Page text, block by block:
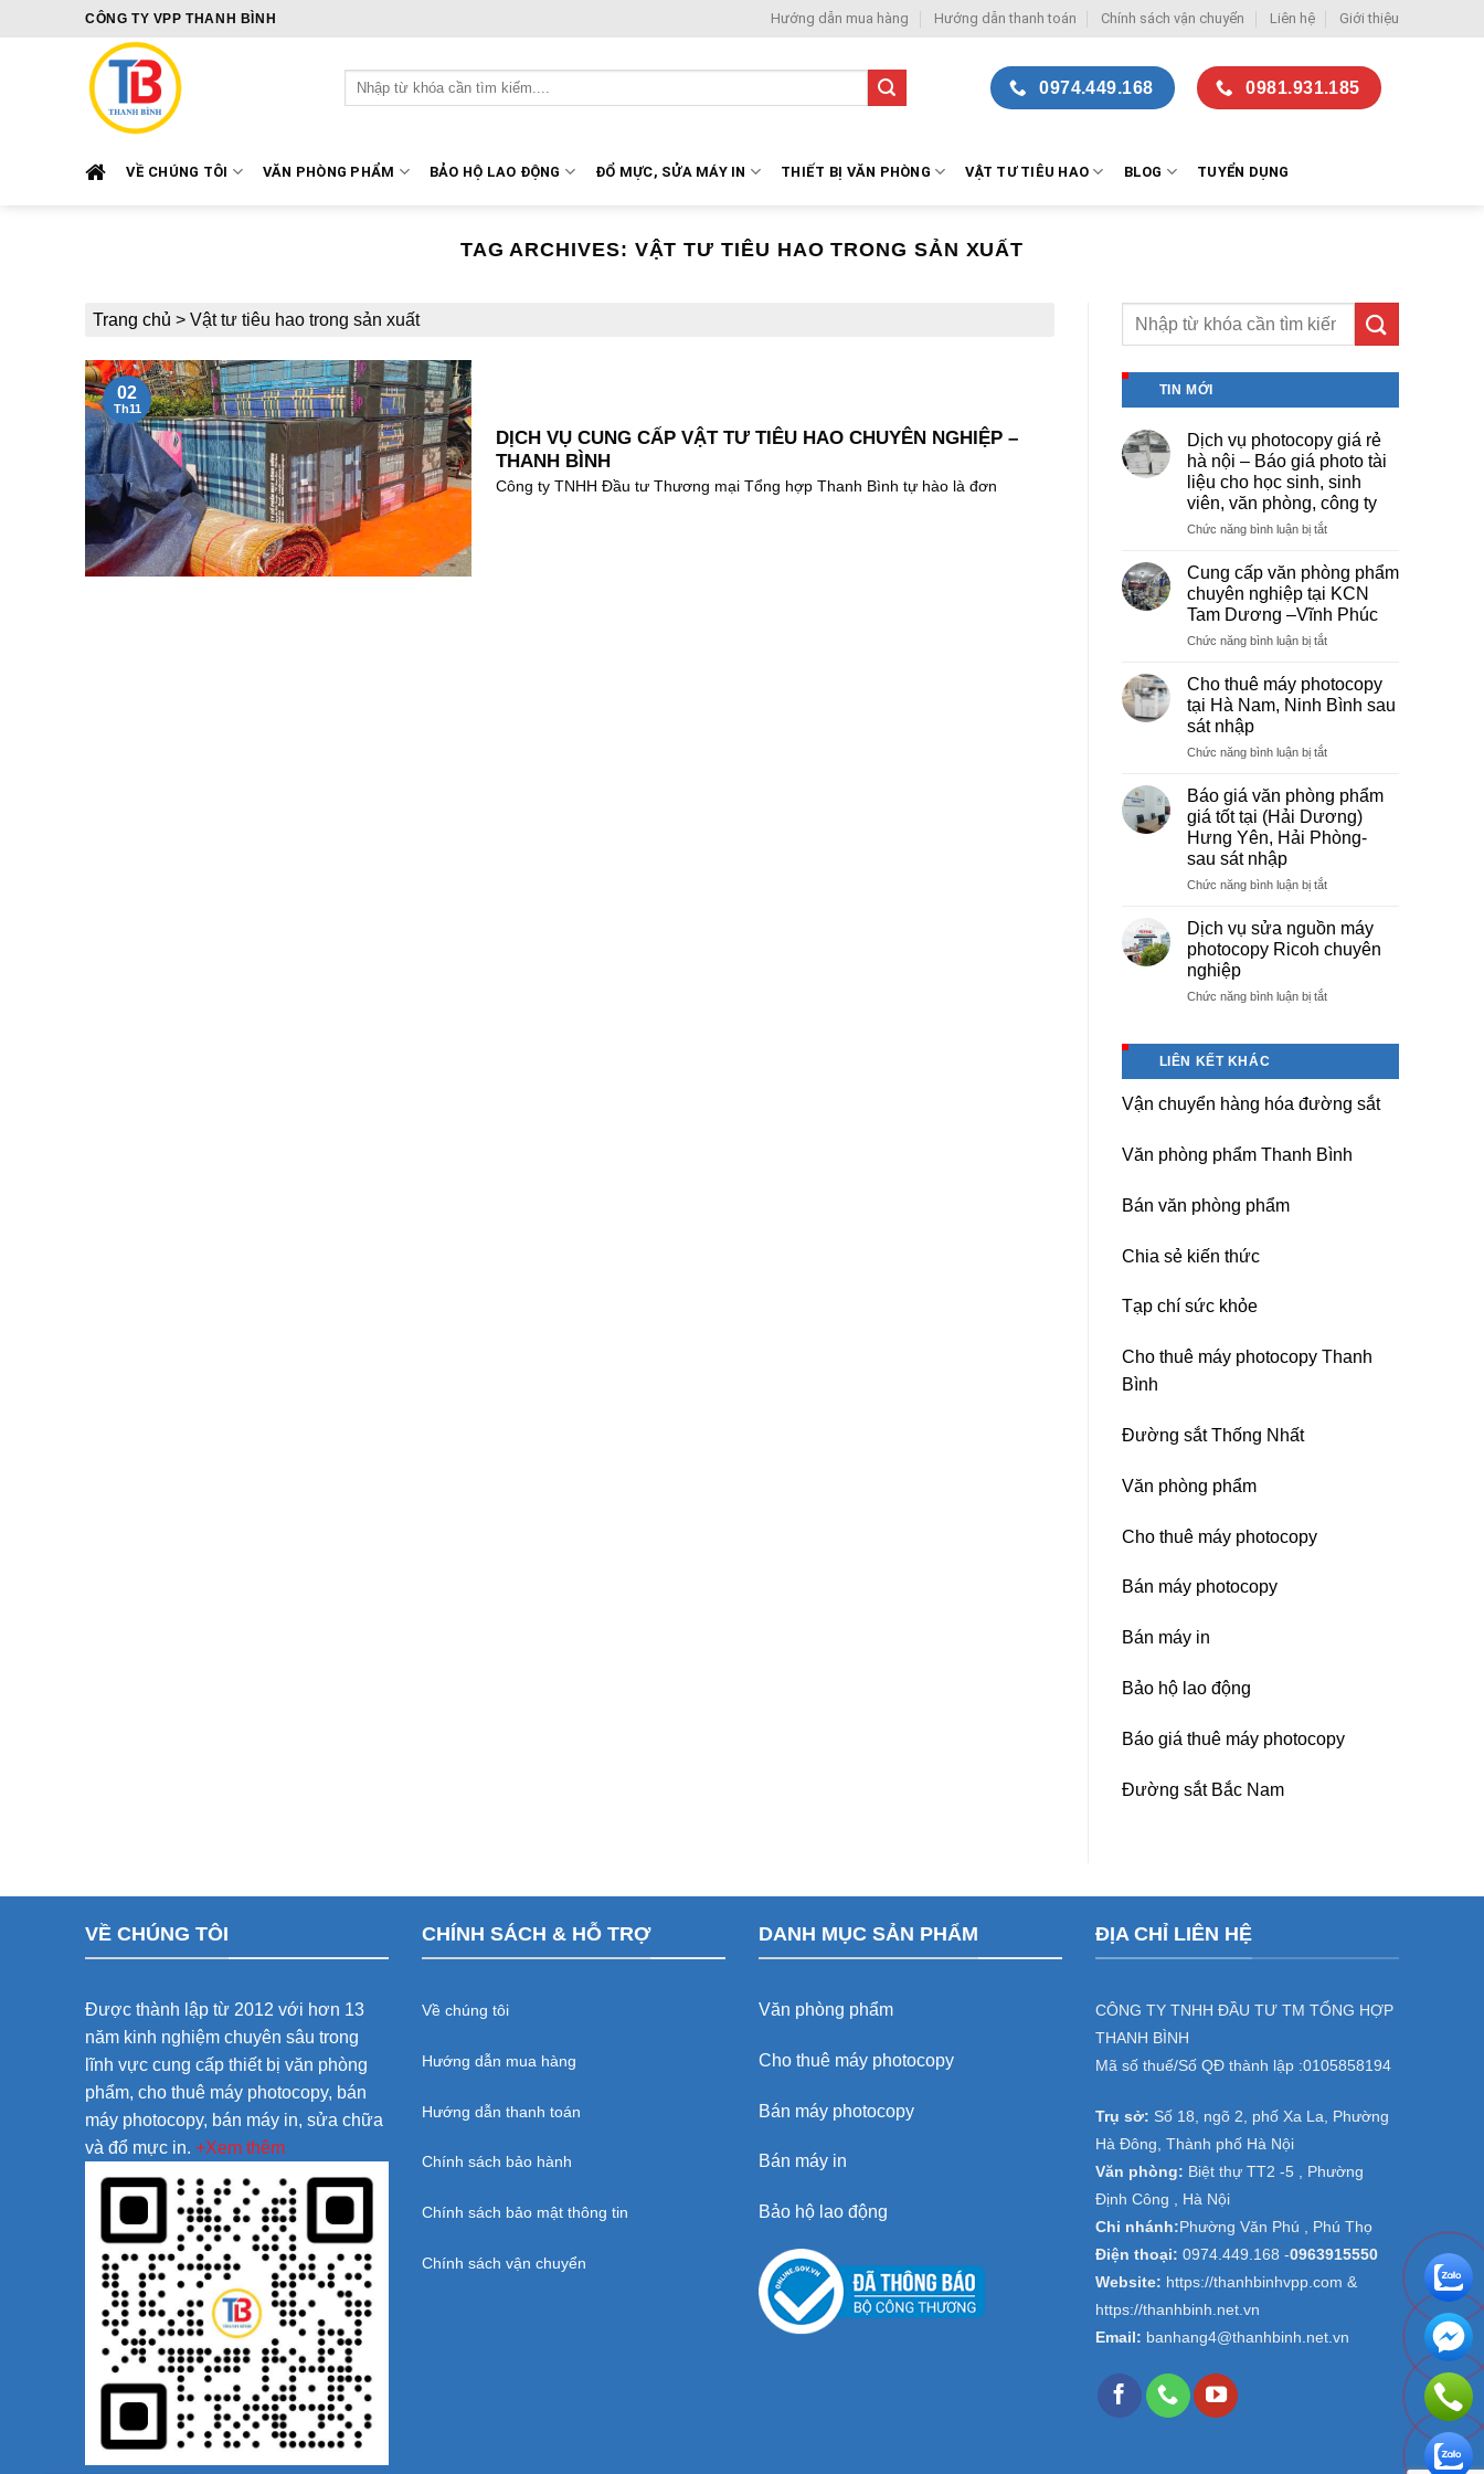
CÔNG TY VPP THANH BÌNH Hướng dẫn mua hàng Hướng dẫn thanh toán Chính sách vận chuyển Liên hệ Giới thiệu
Tìm
kiếm:
0974.449.168 0981.931.185
VỀ CHÚNG TÔI VĂN PHÒNG PHẨM BẢO HỘ LAO ĐỘNG ĐỔ MỰC, SỬA MÁY IN THIẾT BỊ VĂN PHÒNG VẬT TƯ TIÊU HAO BLOG TUYỂN DỤNG
TAG ARCHIVES: VẬT TƯ TIÊU HAO TRONG SẢN XUẤT
Trang chủ > Vật tư tiêu hao trong sản xuất
DỊCH VỤ CUNG CẤP VẬT TƯ TIÊU HAO CHUYÊN NGHIỆP –
THANH BÌNH
Công ty TNHH Đầu tư Thương mại Tổng hợp Thanh Bình tự hào là đơn
02
Th11
TIN MỚI
Dịch vụ photocopy giá rẻ
hà nội – Báo giá photo tài
liệu cho học sinh, sinh
viên, văn phòng, công ty
Chức năng bình luận bị tắtở
vụ
photocopy
giá
rẻ
hà
–
Báo
giá
tài
cho
học
sinh,
sinh
văn
công
ty
Cung cấp văn phòng phẩm
chuyên nghiệp tại KCN
Tam Dương –Vĩnh Phúc
Chức năng bình luận bị tắtở
cấp
văn
phòng
chuyên
tại
KCN
Tam
Dương
Vĩnh
Cho thuê máy photocopy
tại Hà Nam, Ninh Bình sau
sát nhập
Chức năng bình luận bị tắtở
máy
photocopy
tại
Nam,
sau
sát
Báo giá văn phòng phẩm
giá tốt tại (Hải Dương)
Hưng Yên, Hải Phòng-
sau sát nhập
Chức năng bình luận bị tắtở
văn
phòng
giá
Yên,
Phòng-
sau
Dịch vụ sửa nguồn máy
photocopy Ricoh chuyên
nghiệp
Chức năng bình luận bị tắtở
photocopy
chuyên
nghiệp
LIÊN KẾT KHÁC
Vận chuyển hàng hóa đường sắt
Văn phòng phẩm Thanh Bình
Bán văn phòng phẩm
Chia sẻ kiến thức
Tạp chí sức khỏe
Cho thuê máy photocopy Thanh
Bình
Đường sắt Thống Nhất
Văn phòng phẩm
Cho thuê máy photocopy
Bán máy photocopy
Bán máy in
Bảo hộ lao động
Báo giá thuê máy photocopy
Đường sắt Bắc Nam
VỀ CHÚNG TÔI
Được thành lập từ 2012 với hơn 13
năm kinh nghiệm chuyên sâu trong
lĩnh vực cung cấp thiết bị văn phòng
phẩm, cho thuê máy photocopy, bán
máy photocopy, bán máy in, sửa chữa
và đổ mực in. +Xem thêm
CHÍNH SÁCH & HỖ TRỢ
Về chúng tôi
Hướng dẫn mua hàng
Hướng dẫn thanh toán
Chính sách bảo hành
Chính sách bảo mật thông tin
Chính sách vận chuyển
DANH MỤC SẢN PHẨM
Văn phòng phẩm
Cho thuê máy photocopy
Bán máy photocopy
Bán máy in
Bảo hộ lao động
ĐỊA CHỈ LIÊN HỆ
CÔNG TY TNHH ĐẦU TƯ TM TỔNG HỢP
THANH BÌNH
Mã số thuế/Số QĐ thành lập :0105858194
Trụ sở: Số 18, ngõ 2, phố Xa La, Phường
Hà Đông, Thành phố Hà Nội
Văn phòng: Biệt thự TT2 -5 , Phường
Định Công , Hà Nội
Chi nhánh: Phường Văn Phú , Phú Thọ
Điện thoại: 0974.449.168 -0963915550
Website: https://thanhbinhvpp.com &
https://thanhbinh.net.vn
Email: banhang4@thanhbinh.net.vn